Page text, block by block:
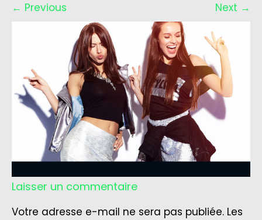
← Previous Next →
Laisser un commentaire
Votre adresse e-mail ne sera pas publiée. Les